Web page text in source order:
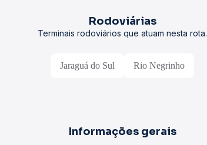
Rodoviárias
Terminais rodoviários que atuam nesta rota.
Jaraguá do Sul Rio Negrinho
Informações gerais